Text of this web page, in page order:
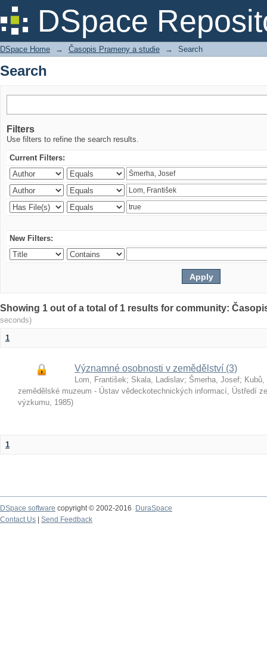
DSpace
Search
DSpace Home → Časopis Prameny a studie → Search
Search
Filters
Use filters to refine the search results.
Current Filters:
New Filters:
Showing 1 out of a total of 1 results for community:
seconds)
1
Významné osobnosti v zemědělství (3)
Lom, František; Skala, Ladislav; Šmerha, Josef;
zemědělské muzeum - Ústav vědeckotechnických informací, Ústředí
výzkumu, 1985)
1
DSpace software copyright © 2002-2016
DuraSpace
Contact Us
Send Feedback